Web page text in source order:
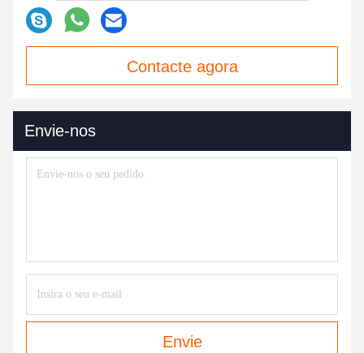
Contacte agora
Envie-nos
Envie